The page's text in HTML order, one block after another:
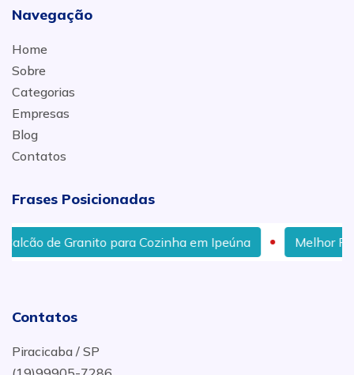
Navegação
Home
Sobre
Categorias
Empresas
Blog
Contatos
Frases Posicionadas
de Granito para Cozinha em Ipeúna Melhor
Contatos
Piracicaba / SP